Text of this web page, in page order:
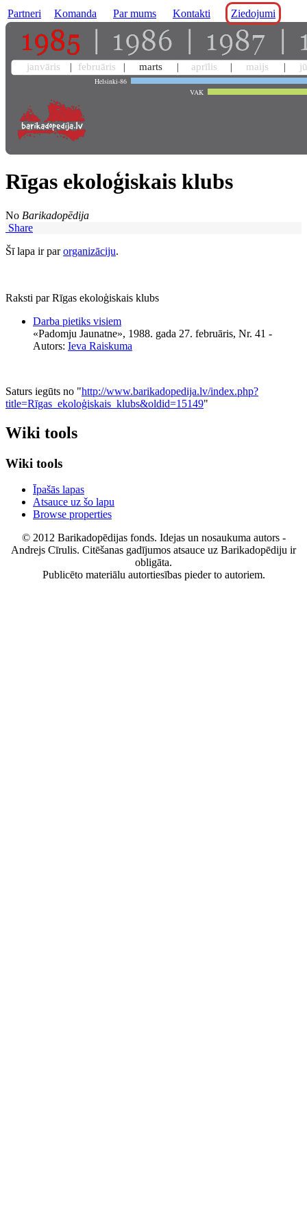
Partneri Komanda Par mums Kontakti Ziedojumi
janvāris februāris marts aprīlis maijs
Helsinki-86
VAK
Rīgas ekoloģiskais klubs
No Barikadopēdija
Share
Šī lapa ir parorganizāciju.
Raksti par Rīgas ekoloģiskais klubs
Darba pietiks visiem
«Padomju Jaunatne», 1988. gada 27. februāris, Nr. 41 -
Autors: Ieva Raiskuma
Saturs iegūts no "http://www.barikadopedija.lv/index.php?
title=Rīgas_ekoloģiskais_klubs&oldid=15149"
Wiki tools
Wiki tools
Īpašās lapas
Atsauce uz šo lapu
Browse properties
© 2012 Barikadopēdijas fonds. Idejas un nosaukuma autors -
Andrejs Cīrulis. Citēšanas gadījumos atsauce uz Barikadopēdiju ir
obligāta.
Publicēto materiālu autortiesības pieder to autoriem.